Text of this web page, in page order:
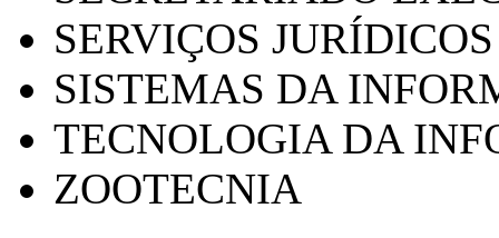
SERVIÇOS
SISTEMAS DA
TECNOLOGIA DA
ZOOTECNIA